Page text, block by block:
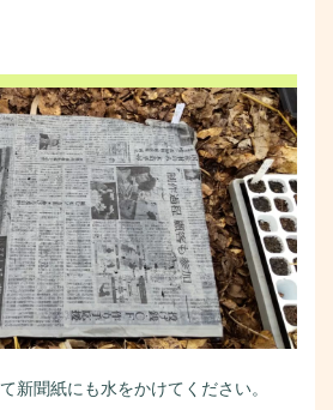
新聞紙にも水をかけてください。